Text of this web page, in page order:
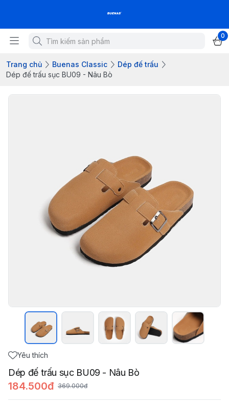
0
Trang chủ Buenas Classic
Dép đế trấu
Dép đế trấu sục BU09 - Nâu Bò
Yêu thích
Dép đế trấu sục BU09 - Nâu Bò
184.500đ 369.000đ